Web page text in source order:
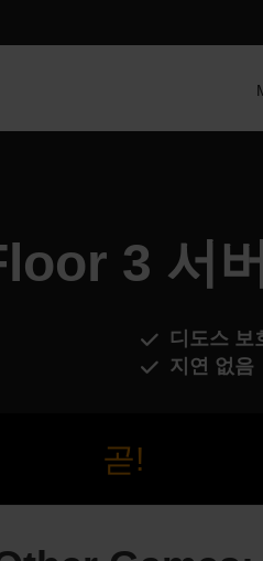
3 서
디도스 보
지연 없음
곧!